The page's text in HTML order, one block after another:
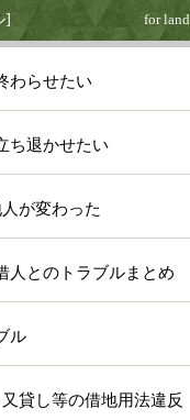
] for land
わらせたい
ち退かせたい
が変わった
人とのトラブルまとめ
ル
貸し等の借地用法違反